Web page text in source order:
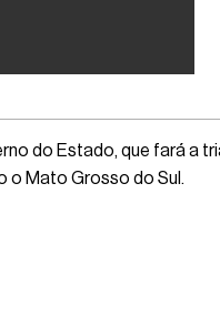
do Estado, que fará a
o Mato Grosso do Sul.